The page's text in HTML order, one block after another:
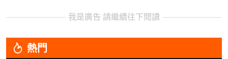
我是廣告 請繼續往下閱讀
熱門